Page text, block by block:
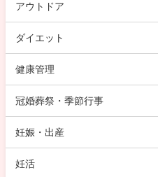
アウトドア
ダイエット
健康管理
冠婚葬祭・季節行事
妊娠・出産
妊活